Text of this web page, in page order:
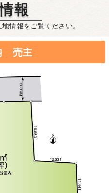
報
情報をご覧ください。
売主